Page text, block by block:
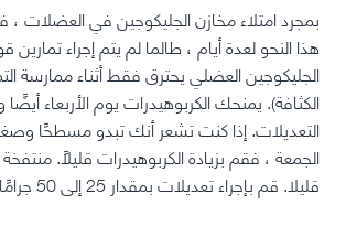
بمجرد امتلاء مخازن الجليكوجين في العضلات
هذا النحو لعدة أيام ، طالما لم يتم إجراء تمارين
الجليكوجين العضلي يحترق فقط أثناء ممارسة
الكثافة). يمنحك الكربوهيدرات يوم الأربعاء أيضًا
التعديلات. إذا كنت تشعر أنك تبدو مسطحًا
الجمعة ، فقم بزيادة الكربوهيدرات قليلاً.
قليلا. قم بإجراء تعديلات بمقدار 25 إلى 50 جرامًا في المرة الواحدة.